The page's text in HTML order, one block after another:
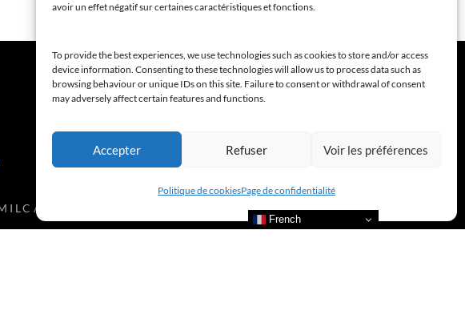
avoir un effet négatif sur certaines caractéristiques et fonctions.
To provide the best experiences, we use technologies such as cookies to store and/or access
device information. Consenting to these technologies will allow us to process data such as
browsing behaviour or unique IDs on this site. Failure to consent or withdrawal of consent
may adversely affect certain features and functions.
Accepter Refuser Voir les préférences
Politique de cookiesPage de confidentialité
French